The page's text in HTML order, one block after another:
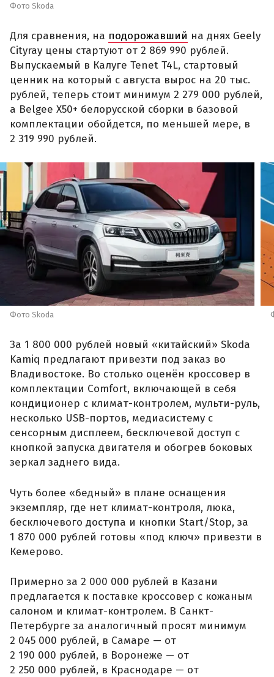
Фото Skoda
Для сравнения, на подорожавший на днях Geely
Cityray цены стартуют от 2 869 990 рублей.
Выпускаемый в Калуге Tenet T4L, стартовый
ценник на который с августа вырос на 20 тыс.
рублей, теперь стоит минимум 2 279 000 рублей,
а Belgee X50+ белорусской сборки в базовой
комплектации обойдется, по меньшей мере, в
2 319 990 рублей.
Фото Skoda
За 1 800 000 рублей новый «китайский» Skoda
Kamiq предлагают привезти под заказ во
Владивостоке. Во столько оценён кроссовер в
комплектации Comfort, включающей в себя
кондиционер с климат-контролем, мульти-руль,
несколько USB-портов, медиасистему с
сенсорным дисплеем, бесключевой доступ с
кнопкой запуска двигателя и обогрев боковых
зеркал заднего вида.
Чуть более «бедный» в плане оснащения
экземпляр, где нет климат-контроля, люка,
бесключевого доступа и кнопки Start/Stop, за
1 870 000 рублей готовы «под ключ» привезти в
Кемерово.
Примерно за 2 000 000 рублей в Казани
предлагается к поставке кроссовер с кожаным
салоном и климат-контролем. В Санкт-
Петербурге за аналогичный просят минимум
2 045 000 рублей, в Самаре — от
2 190 000 рублей, в Воронеже — от
2 250 000 рублей, в Краснодаре — от